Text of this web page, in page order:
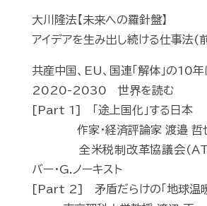
大川隆法【未来への羅針盤】
アイデアを生み出し続ける仕事法(
共産中国、EU、国連「解体」の10年
2020-2030 世界を読む
[Part 1] 「途上国化」する日本
作家・経済評論家 渡邉 哲
全米税制改革協議会
バー・G.ノーキスト
[Part 2] 矛盾だらけの「地球温暖